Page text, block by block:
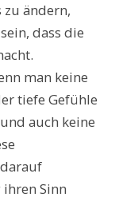
ändern,
dass die
man keine
tiefe Gefühle
auch keine
Sinn